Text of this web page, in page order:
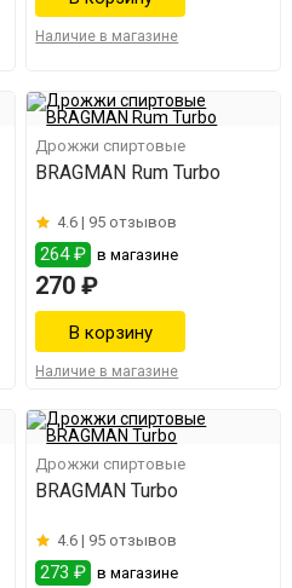
Наличие в магазине
Дрожжи спиртовые
BRAGMAN Rum Turbo
4.6 | 95 отзывов
264 ₽ в магазине
270 ₽
Наличие в магазине
Дрожжи спиртовые
BRAGMAN Turbo
4.6 | 95 отзывов
273 ₽ в магазине